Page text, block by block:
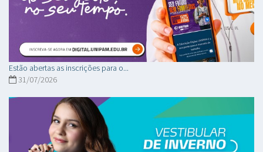
Estão abertas as inscrições para o...
31/07/2026